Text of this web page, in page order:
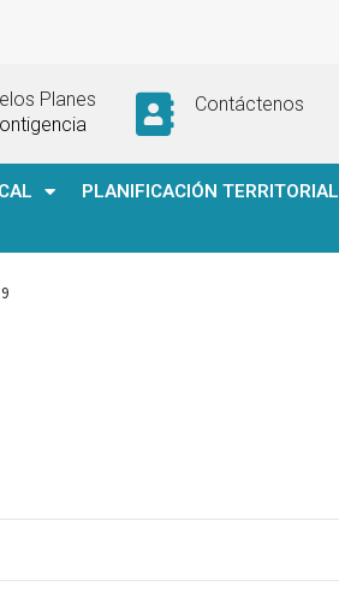
Planes
Contáctenos
PLANIFICACIÓN TERRITORIAL